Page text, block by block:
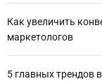
Как увеличить
маркетологов
5 главных трендов